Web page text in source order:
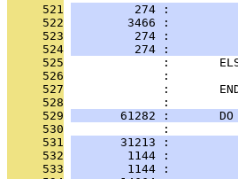
     521
274 :
     522
3466 :
     523
274 :
     524
274 :
     525
:
     526
:
     527
:
     528
              :
     529
61282 :
     530
              :
     531
31213 :
     532
1144 :
     533
1144 :